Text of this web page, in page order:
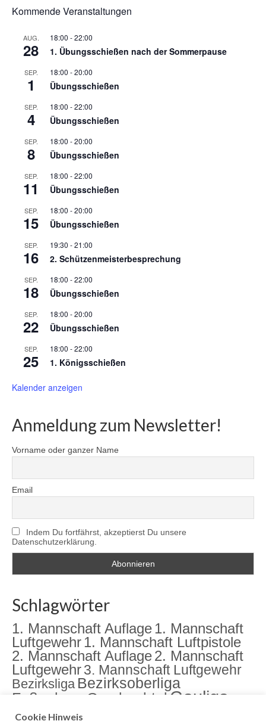
Kommende Veranstaltungen
AUG.
28
18:00 -22:00
1. Übungsschießen nach der Sommerpause
SEP.
1
18:00 -20:00
Übungsschießen
SEP.
4
18:00 -22:00
Übungsschießen
SEP.
8
18:00 -20:00
Übungsschießen
SEP.
11
18:00 -22:00
Übungsschießen
SEP.
15
18:00 -20:00
Übungsschießen
SEP.
16
19:30 -21:00
2. Schützenmeisterbesprechung
SEP.
18
18:00 -22:00
Übungsschießen
SEP.
22
18:00 -20:00
Übungsschießen
SEP.
25
18:00 -22:00
1. Königsschießen
Kalender anzeigen
Anmeldung zum Newsletter!
Vorname oder ganzer Name
Email
Indem Du fortfährst, akzeptierst Du unsere
Datenschutzerklärung.
Schlagwörter
1. Mannschaft Auflage1. Mannschaft
Luftgewehr1. Mannschaft Luftpistole
2. Mannschaft Auflage2. Mannschaft
Luftgewehr3. Mannschaft Luftgewehr
Bezirksliga Bezirksoberliga
Fußenberg
Gambachtal Gauliga
Jugend Jugendarbeit
Cookie Hinweis